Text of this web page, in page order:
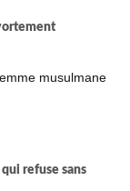
musulmane
refuse sans